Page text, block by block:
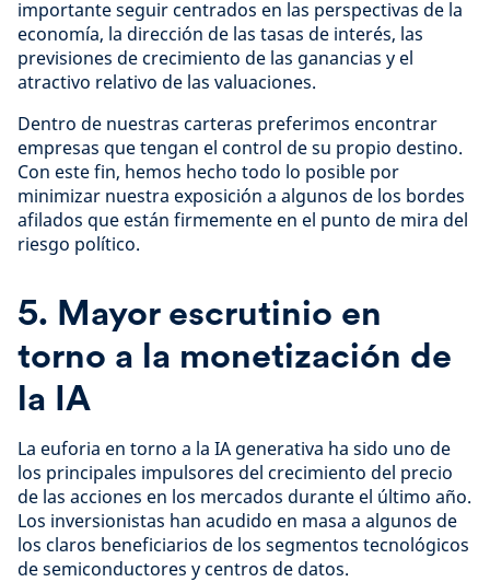
importante seguir centrados en las perspectivas de la
economía, la dirección de las tasas de interés, las
previsiones de crecimiento de las ganancias y el
atractivo relativo de las valuaciones.
Dentro de nuestras carteras preferimos encontrar
empresas que tengan el control de su propio destino.
Con este fin, hemos hecho todo lo posible por
minimizar nuestra exposición a algunos de los bordes
afilados que están firmemente en el punto de mira del
riesgo político.
5. Mayor escrutinio en
torno a la monetización de
la IA
La euforia en torno a la IA generativa ha sido uno de
los principales impulsores del crecimiento del precio
de las acciones en los mercados durante el último año.
Los inversionistas han acudido en masa a algunos de
los claros beneficiarios de los segmentos tecnológicos
de semiconductores y centros de datos.